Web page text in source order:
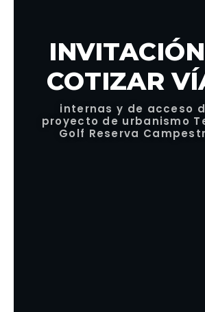
COTIZAR
internas y de acceso
proyecto de urbanismo
Golf Reserva